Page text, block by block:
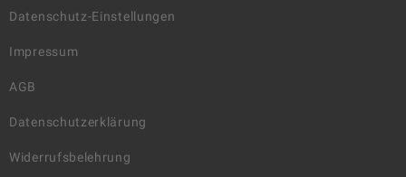
Datenschutz-Einstellungen
Impressum
AGB
Datenschutzerklärung
Widerrufsbelehrung